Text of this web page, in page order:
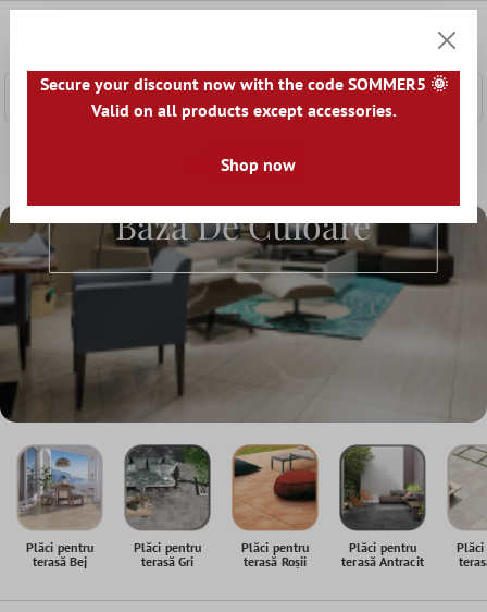
Plăci de terasă pe bază de culoare
Plăci De Terasă Pe
Bază De Culoare
Plăci pentru
terasă Bej
Plăci pentru
terasă Gri
Plăci pentru
terasă Roșii
Plăci pentru
terasă Antracit
Secure your discount now with the code SOMMER5 🌞
Valid on all products except accessories.
Shop now